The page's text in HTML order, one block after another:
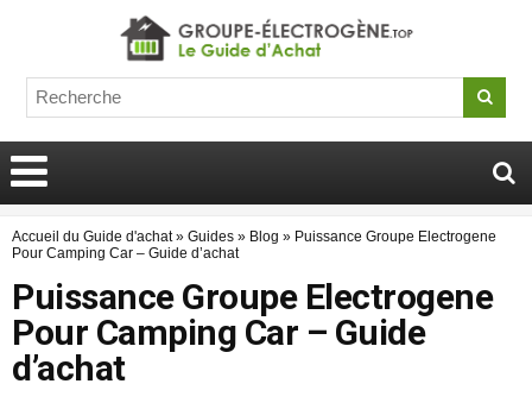
Accueil du Guide d'achat» Guides » Blog » Puissance Groupe Electrogene
Pour Camping Car – Guide d’achat
Puissance Groupe Electrogene
Pour Camping Car – Guide
d’achat